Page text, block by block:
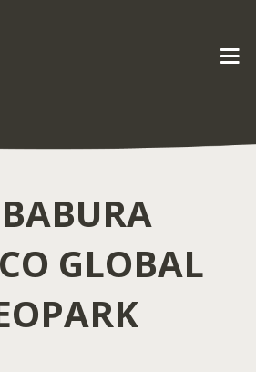
GLOBAL